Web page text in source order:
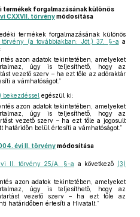
termékek forgalmazásának különös
CXXVII. törvénymódosítása
termékek forgalmazásának különös
(a továbbiakban: Jöt.) 37. §-a a
azon adatok tekintetében, amelyeket
úgy is teljesíthető, hogy az
vezető szerv – ha ezt tőle az adóraktár
a vámhatóságot.”
bekezdéssel egészül ki:
azon adatok tekintetében, amelyeket
úgy is teljesíthető, hogy az
vezető szerv – ha ezt tőle a jogosult
határidőn belül értesíti a vámhatóságot.”
évi II. törvénymódosítása
II. törvény 25/A. §-a a következő (3)
azon adatok tekintetében, amelyeket
úgy is teljesíthető, hogy az
vezető szerv – ha ezt tőle az
határidőben értesíti a Hivatalt.”